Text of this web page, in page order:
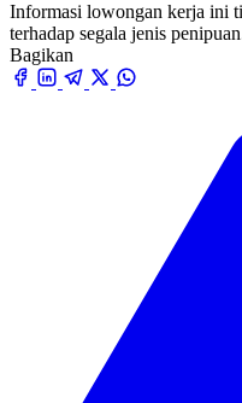
Informasi lowongan kerja ini
terhadap segala jenis
Bagikan